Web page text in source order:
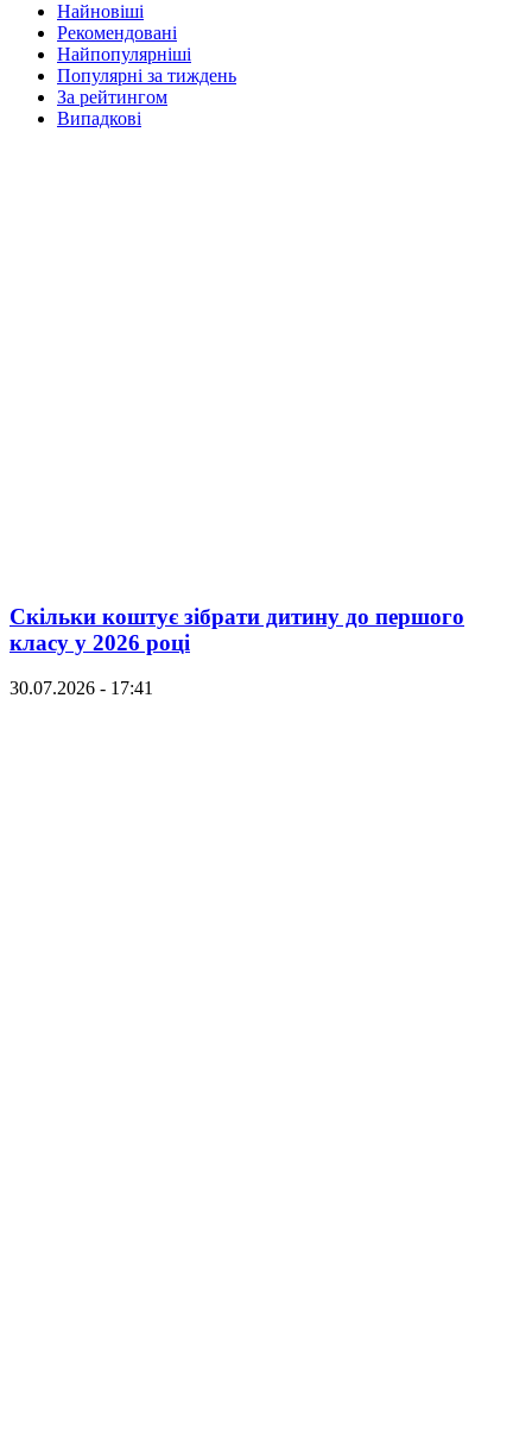
Найновіші
Рекомендовані
Найпопулярніші
Популярні за тиждень
За рейтингом
Випадкові
Скільки коштує зібрати дитину до першого
класу у 2026 році
30.07.2026 - 17:41